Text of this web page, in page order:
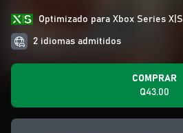
Optimizado para Xbox Series X|S
2 idiomas admitidos
COMPRAR
Q43.00